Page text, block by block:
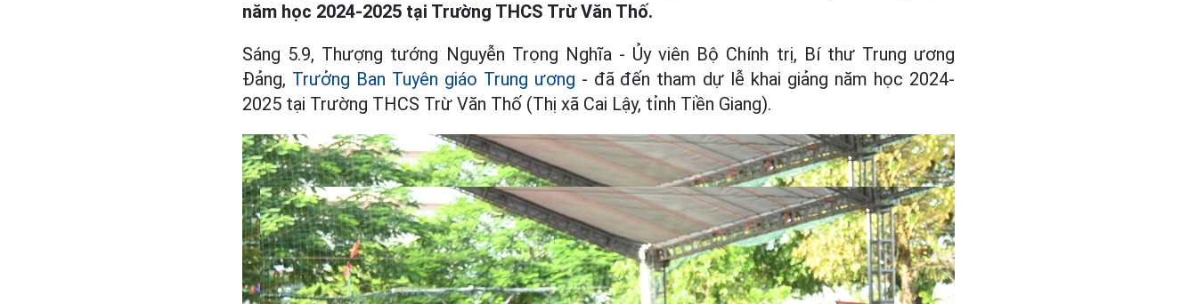
năm học 2024-2025 tại Trường THCS Trừ Văn Thố.
Sáng 5.9, Thượng tướng Nguyễn Trọng Nghĩa - Ủy viên Bộ Chính trị, Bí thư Trung ương
Đảng, Trưởng Ban Tuyên giáo Trung ương - đã đến tham dự lễ khai giảng năm học 2024-
2025 tại Trường THCS Trừ Văn Thố (Thị xã Cai Lậy, tỉnh Tiền Giang).